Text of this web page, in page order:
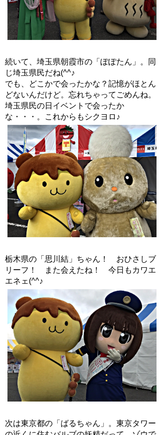
続いて、埼玉県朝霞市の「ぽぽたん」。同
じ埼玉県民だね(^^♪
でも、どこかで会ったかな？記憶がほとん
どないんだけど。忘れちゃってごめんね。
埼玉県民の日イベントで会ったか
な・・・。これからもシクヨロ♪
栃木県の「思川結」ちゃん！ おひさしブ
リーフ！ また会えたね！ 今日もカワエ
エネェ(^^♪
次は東京都の「ばるちゃん」。東京タワー